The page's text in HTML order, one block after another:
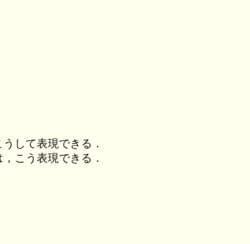
して表現できる．
こう表現できる．